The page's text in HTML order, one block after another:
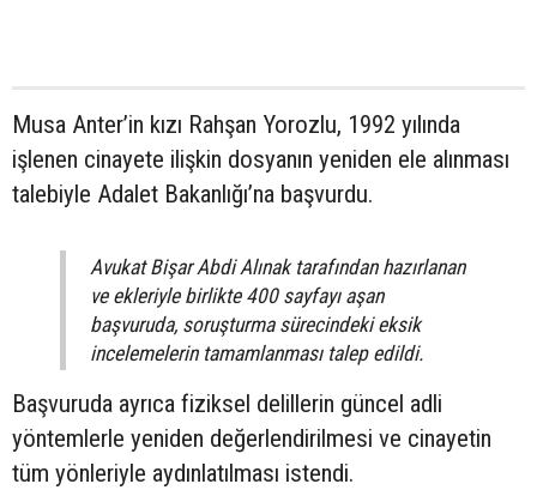
Musa Anter’in kızı Rahşan Yorozlu, 1992 yılında
işlenen cinayete ilişkin dosyanın yeniden ele alınması
talebiyle Adalet Bakanlığı’na başvurdu.
Avukat Bişar Abdi Alınak tarafından hazırlanan
ve ekleriyle birlikte 400 sayfayı aşan
başvuruda, soruşturma sürecindeki eksik
incelemelerin tamamlanması talep edildi.
Başvuruda ayrıca fiziksel delillerin güncel adli
yöntemlerle yeniden değerlendirilmesi ve cinayetin
tüm yönleriyle aydınlatılması istendi.